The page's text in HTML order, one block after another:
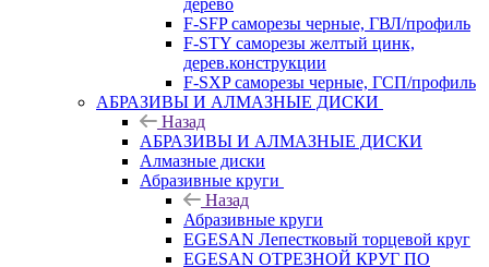
дерево
F-SFP саморезы черные, ГВЛ/профиль
F-STY саморезы желтый цинк,
дерев.конструкции
F-SXP саморезы черные, ГСП/профиль
АБРАЗИВЫ И АЛМАЗНЫЕ ДИСКИ
Назад
АБРАЗИВЫ И АЛМАЗНЫЕ ДИСКИ
Алмазные диски
Абразивные круги
Назад
Абразивные круги
EGESAN Лепестковый торцевой круг
EGESAN ОТРЕЗНОЙ КРУГ ПО